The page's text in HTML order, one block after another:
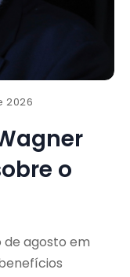
2026
o
de agosto em